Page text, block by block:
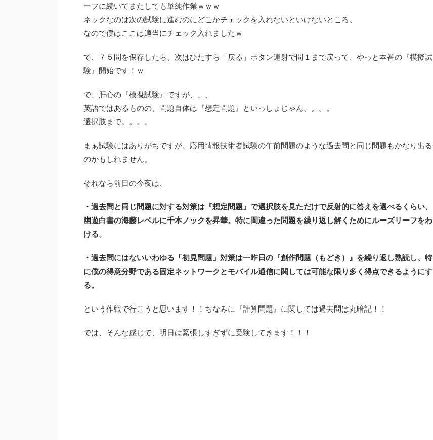
ーフに続いてまたしても単純作業ｗｗｗ
ネックなのは次の試験に進むのにどこかチェックを入れないといけないところ。
なので僕はここは適当にチェック入れましたｗ
で、７５問を保存したら、次はひたすら「戻る」ボタン連射で問１まで戻って、やっと本番の『模擬試
験』開始です！ｗ
で、肝心の『模擬試験』ですが、、、
英語ではあるものの、問題自体は『想定問題』といっしょじゃん。。。。
選択肢まで。。。。
まぁ試験にはありがちですが、応用情報技術者試験の午前問題のような過去問と同じ問題もかなり出る
のかもしれません。
それなら前日の今夜は、
・過去問と同じ問題に対する対策は『想定問題』で選択肢を見ただけで反射的に答えを選べるくらい、
幽遊白書の海藤レベルに千本ノックを昇華。特に間違った問題を繰り返し解くためにルーズリーフをわ
ける。
・過去問にはないいわゆる「初見問題」対策は一昨日の『創作問題（もどき）』を繰り返し熟読し、特
に僕の得意分野である固定ネットワークとモバイル通信に関しては可能な限り多く得点できるようにす
る。
という作戦で行こうと思います！！ちなみに『計算問題』に関しては過去問は丸暗記！！
では、そんな感じで、明日は緊張しすぎずに受験してきます！！！